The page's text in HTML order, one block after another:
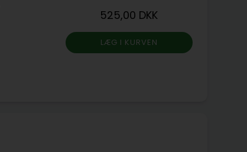
525,00 DKK